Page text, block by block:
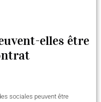
elles être
sociales peuvent être